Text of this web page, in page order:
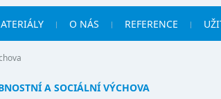
O NÁS REFERENCE
A SOCIÁLNÍ VÝCHOVA